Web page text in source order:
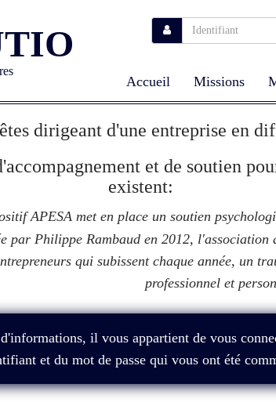
Accueil Missions
dirigeant d'une entreprise en
et de soutien
existent:
APESA met en place un soutien
par Philippe Rambaud en 2012,
qui subissent chaque année, un
professionnel et
il vous appartient de vous
et du mot de passe qui vous ont été